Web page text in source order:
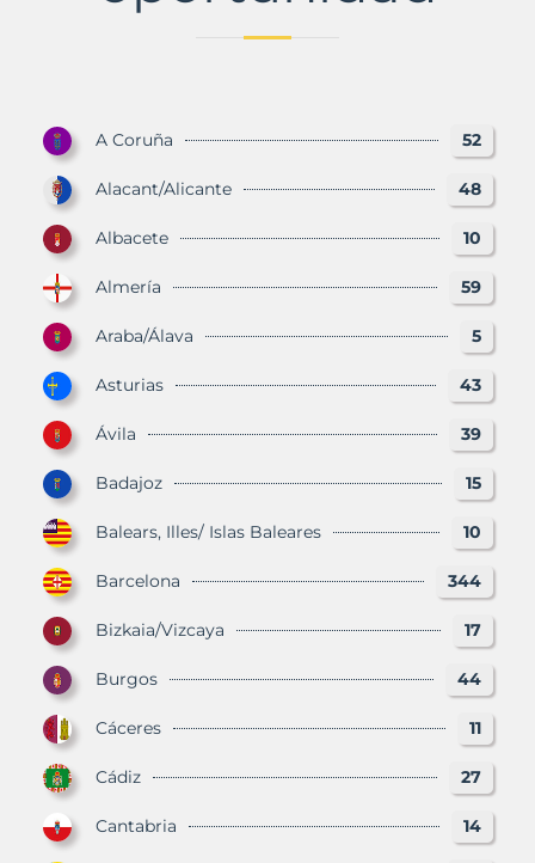
A Coruña 52
Alacant/Alicante 48
Albacete 10
Almería 59
Araba/Álava 5
Asturias 43
Ávila 39
Badajoz 15
Balears, Illes/ Islas Baleares 10
Barcelona 344
Bizkaia/Vizcaya 17
Burgos 44
Cáceres 11
Cádiz 27
Cantabria 14